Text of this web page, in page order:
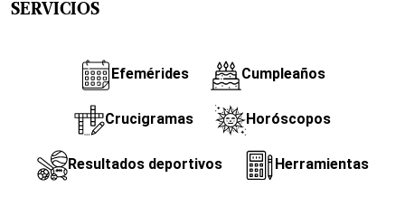
SERVICIOS
Efemérides Cumpleaños
Crucigramas Horóscopos
Resultados deportivos Herramientas